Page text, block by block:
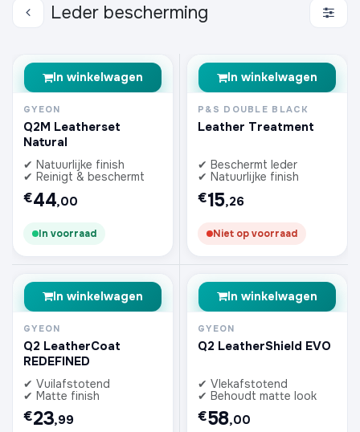
Leder bescherming
In winkelwagen
GYEON
Q2M Leatherset
Natural
✔ Natuurlijke finish
✔ Reinigt & beschermt
€44,00
In voorraad
In winkelwagen
P&S DOUBLE BLACK
Leather Treatment
✔ Beschermt leder
✔ Natuurlijke finish
€15,26
Niet op voorraad
In winkelwagen
GYEON
Q2 LeatherCoat
REDEFINED
✔ Vuilafstotend
✔ Matte finish
€23,99
In winkelwagen
GYEON
Q2 LeatherShield EVO
✔ Vlekafstotend
✔ Behoudt matte look
€58,00